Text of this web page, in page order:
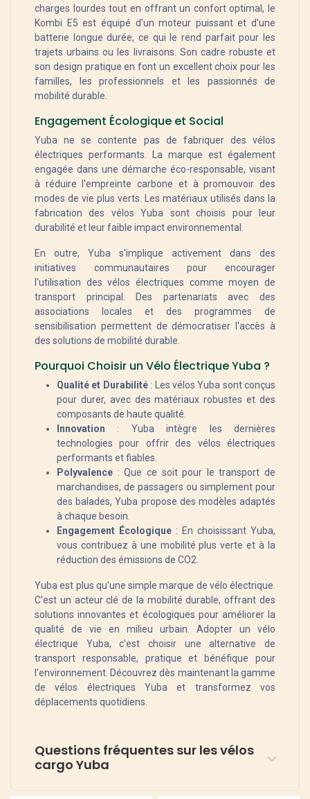
charges lourdes tout en offrant un confort optimal, le
Kombi E5 est équipé d'un moteur puissant et d'une
batterie longue durée, ce qui le rend parfait pour les
trajets urbains ou les livraisons. Son cadre robuste et
son design pratique en font un excellent choix pour les
familles, les professionnels et les passionnés de
mobilité durable.
Engagement Écologique et Social
Yuba ne se contente pas de fabriquer des vélos
électriques performants. La marque est également
engagée dans une démarche éco-responsable, visant
à réduire l'empreinte carbone et à promouvoir des
modes de vie plus verts. Les matériaux utilisés dans la
fabrication des vélos Yuba sont choisis pour leur
durabilité et leur faible impact environnemental.
En outre, Yuba s'implique activement dans des
initiatives communautaires pour encourager
l'utilisation des vélos électriques comme moyen de
transport principal. Des partenariats avec des
associations locales et des programmes de
sensibilisation permettent de démocratiser l'accès à
des solutions de mobilité durable.
Pourquoi Choisir un Vélo Électrique Yuba ?
Qualité et Durabilité: Les vélos Yuba sont conçus
pour durer, avec des matériaux robustes et des
composants de haute qualité.
Innovation : Yuba intègre les dernières
technologies pour offrir des vélos électriques
performants et fiables.
Polyvalence : Que ce soit pour le transport de
marchandises, de passagers ou simplement pour
des balades, Yuba propose des modèles adaptés
à chaque besoin.
Engagement Écologique : En choisissant Yuba,
vous contribuez à une mobilité plus verte et à la
réduction des émissions de CO2.
Yuba est plus qu'une simple marque de vélo électrique.
C'est un acteur clé de la mobilité durable, offrant des
solutions innovantes et écologiques pour améliorer la
qualité de vie en milieu urbain. Adopter un vélo
électrique Yuba, c'est choisir une alternative de
transport responsable, pratique et bénéfique pour
l'environnement. Découvrez dès maintenant la gamme
de vélos électriques Yuba et transformez vos
déplacements quotidiens.
Questions fréquentes sur les vélos
cargo Yuba